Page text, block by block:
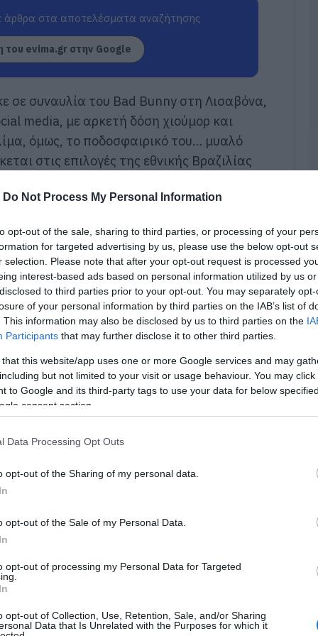
Do Not Process My Personal Information
opt-out of the sale, sharing to third parties, or processing of your
for targeted advertising by us, please use the below opt-out
selection. Please note that after your opt-out request is processed
interest-based ads based on personal information utilized by us
to third parties prior to your opt-out. You may separately
of your personal information by third parties on the IAB’s list of
This information may also be disclosed by us to third parties on the
Participants that may further disclose it to other third parties.
that this website/app uses one or more Google services and may
but not limited to your visit or usage behaviour. You may
to Google and its third-party tags to use your data for below
consent section.
Data Processing Opt Outs
opt-out of the Sharing of my personal data.
opt-out of the Sale of my Personal Data.
opt-out of processing my Personal Data for Targeted
opt-out of Collection, Use, Retention, Sale, and/or Sharing
Data that Is Unrelated with the Purposes for which it
στα αποτελέσματα αναζήτησης
του evima.gr στην Google
σε συναυλία του Bad Bunny στη Λισαβόνα,
media, με αρκετή δόση χιούμορ και
όμως, το ποδοσφαιρικό του… μυαλό
στις επιλογές της εθνικής Βραζιλίας
συνεχίζει να αντιμετωπίζει με
«απευθυνόμενος» διαδικτυακά στον
και πειράγματα με στόχο μια πιθανή